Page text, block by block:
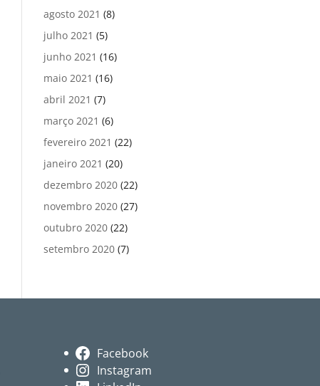
agosto 2021 (8)
julho 2021 (5)
junho 2021 (16)
maio 2021 (16)
abril 2021 (7)
março 2021 (6)
fevereiro 2021 (22)
janeiro 2021 (20)
dezembro 2020 (22)
novembro 2020 (27)
outubro 2020 (22)
setembro 2020 (7)
Facebook
Instagram